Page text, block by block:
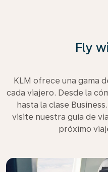
Fly
KLM ofrece una gama
cada viajero. Desde la
hasta la clase
visite nuestra guía de
próximo